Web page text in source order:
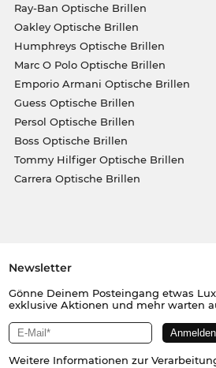
Ray-Ban Optische Brillen
Oakley Optische Brillen
Humphreys Optische Brillen
Marc O Polo Optische Brillen
Emporio Armani Optische Brillen
Guess Optische Brillen
Persol Optische Brillen
Boss Optische Brillen
Tommy Hilfiger Optische Brillen
Carrera Optische Brillen
Newsletter
Gönne Deinem Posteingang etwas
exklusive Aktionen und mehr warten
Weitere Informationen zur